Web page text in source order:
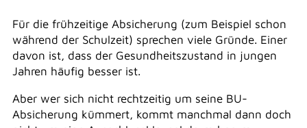
Für die frühzeitige Absicherung (zum Beispiel schon
während der Schulzeit) sprechen viele Gründe. Einer
davon ist, dass der Gesundheitszustand in jungen
Jahren häufig besser ist.
Aber wer sich nicht rechtzeitig um seine BU-
Absicherung kümmert, kommt manchmal dann doch